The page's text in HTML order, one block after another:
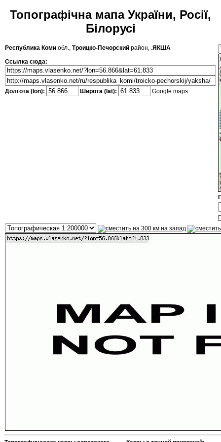
Топографічна мапа України, Росії,
Білорусі
Республика Коми обл., Троицко-Печорский район, .ЯКША
Ссылка сюда:
Долгота (lon): Широта (lat): Google maps